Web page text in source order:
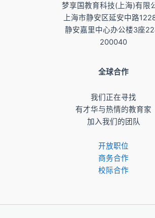
梦享国教育科技(上海)有限
上海市静安区延安中路
静安嘉里中心办公楼3座
200040
全球合作
我们正在寻找
有才华与热情的教育家
加入我们的团队
开放职位
商务合作
校际合作